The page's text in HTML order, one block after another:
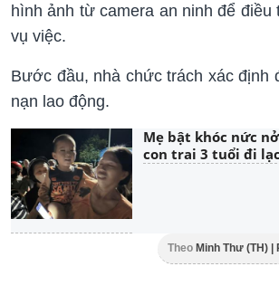
hình ảnh từ camera an ninh để điều
vụ việc.
Bước đầu, nhà chức trách xác định
nạn lao động.
Mẹ bật khóc nức
con trai 3 tuổi đi
Theo Minh Thư (TH)